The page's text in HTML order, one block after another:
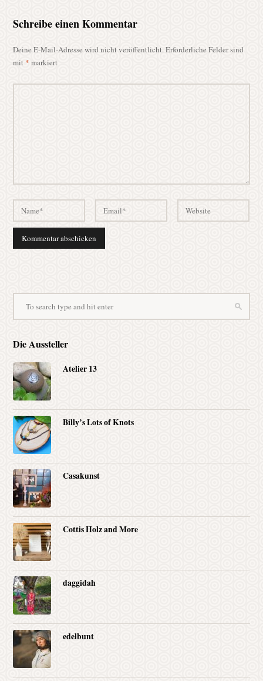
Schreibe einen Kommentar
Deine E-Mail-Adresse wird nicht veröffentlicht.Erforderliche Felder sind
mit * markiert
Die Aussteller
Atelier 13
Billy’s Lots of Knots
Casakunst
Cottis Holz and More
daggidah
edelbunt